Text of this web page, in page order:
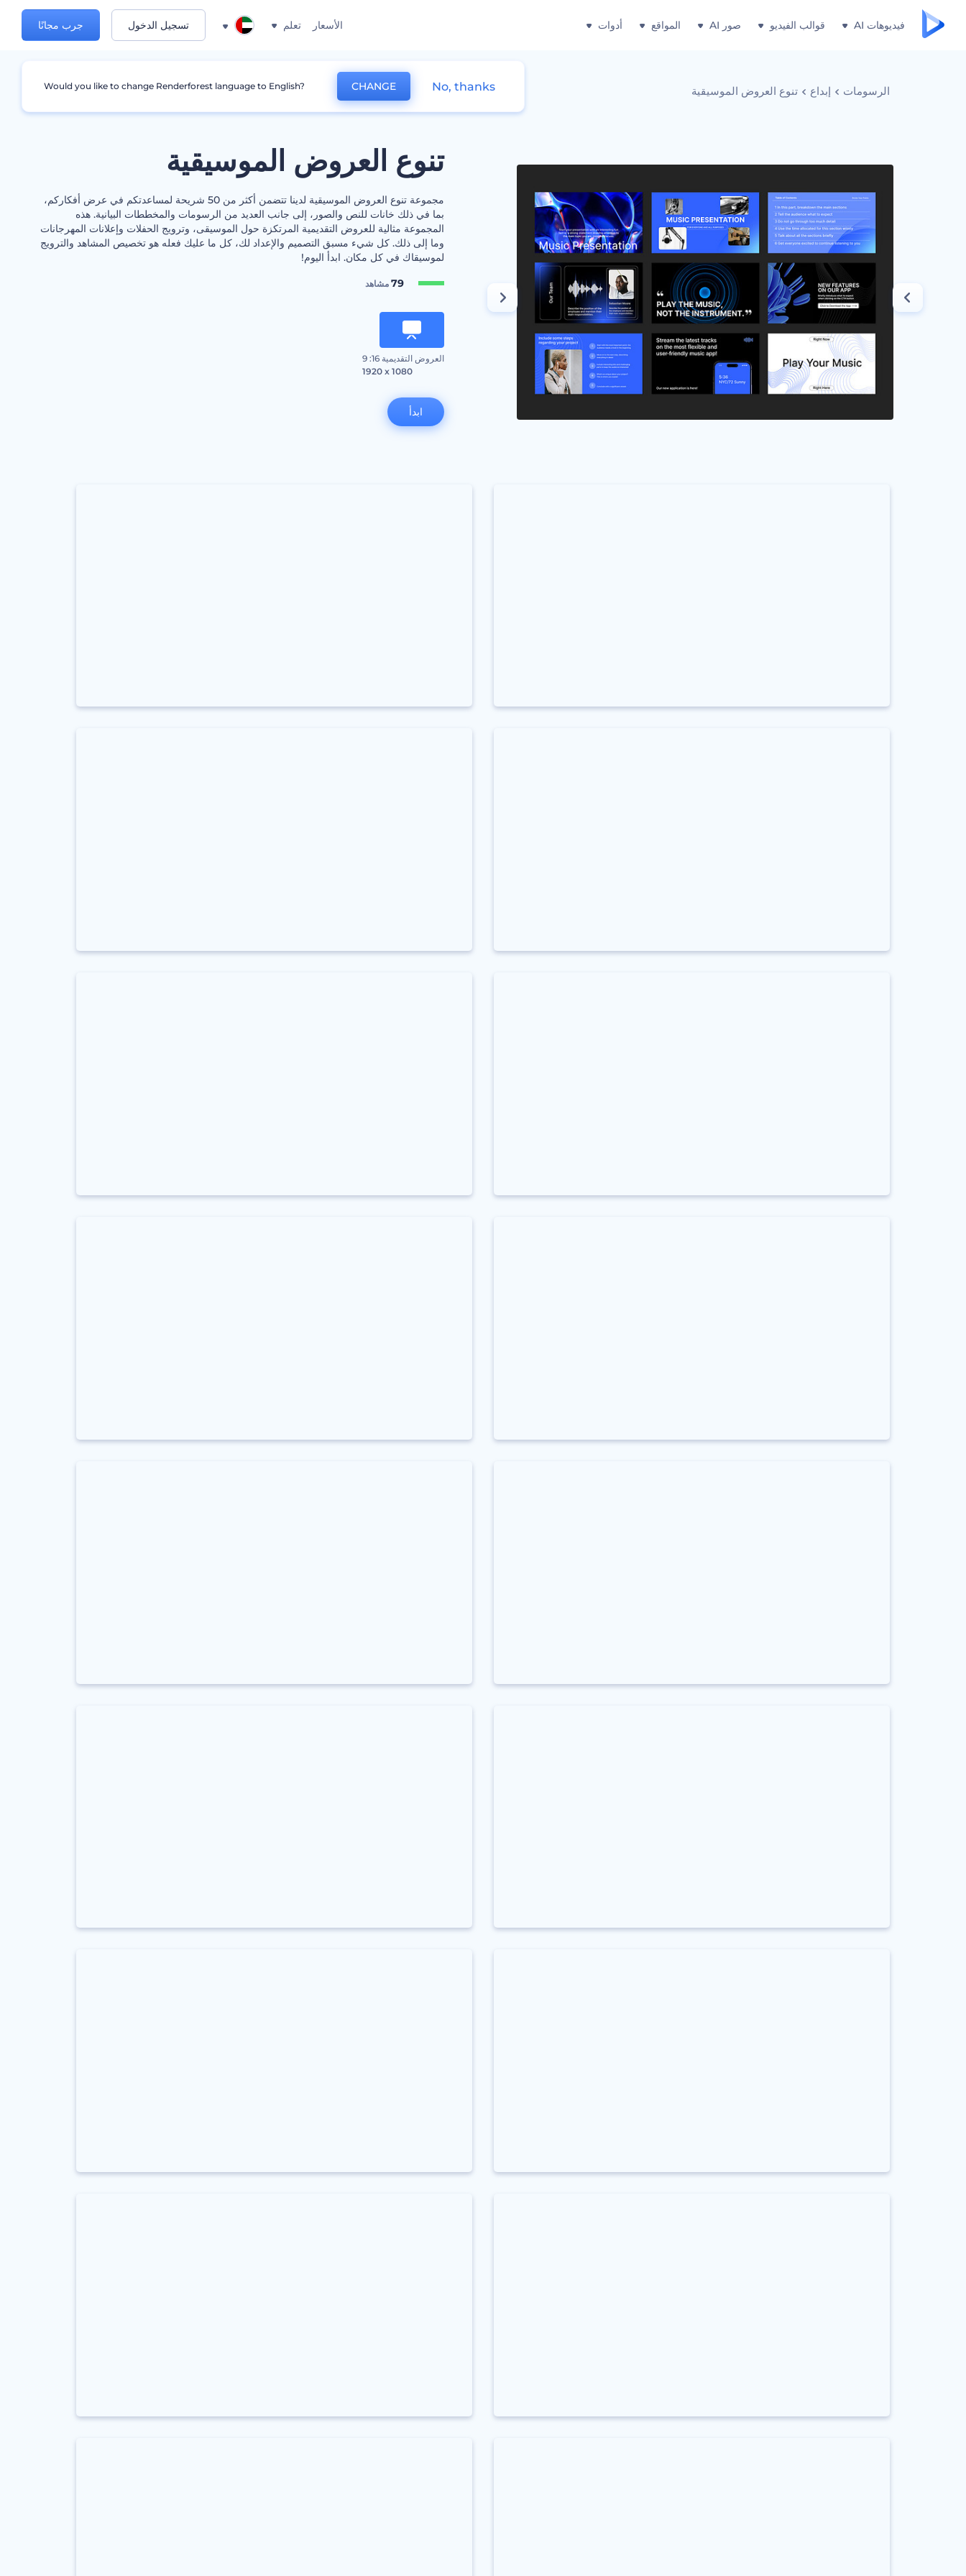
فيديوهات AI قوالب الفيديو صور AI المواقع أدوات الأسعار تعلم تسجيل الدخول جرب مجانًا
الرسومات إبداع تنوع العروض الموسيقية
تنوع العروض الموسيقية
مجموعة تنوع العروض الموسيقية لدينا تتضمن أكثر من 50 شريحة لمساعدتكم في عرض أفكاركم،
بما في ذلك خانات للنص والصور، إلى جانب العديد من الرسومات والمخططات البيانية. هذه
المجموعة مثالية للعروض التقديمية المرتكزة حول الموسيقى، وترويج الحفلات وإعلانات المهرجانات
وما إلى ذلك. كل شيء مسبق التصميم والإعداد لك، كل ما عليك فعله هو تخصيص المشاهد والترويج
لموسيقاك في كل مكان. ابدأ اليوم!
79مشاهد
العروض التقديمية 16: 9
1920 x 1080
ابدأ
Would you like to change Renderforest language to English? CHANGE No, thanks